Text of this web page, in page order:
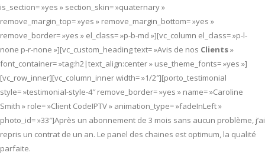
is_section= »yes » section_skin= »quaternary »
remove_margin_top= »yes » remove_margin_bottom= »yes »
remove_border= »yes » el_class= »p-b-md »][vc_column el_class= »p-l-
none p-r-none »][vc_custom_heading text= »Avis de nos Clients»
font_container= »tag:h2|text_align:center » use_theme_fonts= »yes »]
[vc_row_inner][vc_column_inner width= »1/2″][porto_testimonial
style= »testimonial-style-4″ remove_border= »yes » name= »Caroline
Smith » role= »Client CodeIPTV » animation_type= »fadeInLeft »
photo_id= »33″]Après un abonnement de 3 mois sans aucun problème, j’ai
repris un contrat de un an. Le panel des chaines est optimum, la qualité
parfaite.